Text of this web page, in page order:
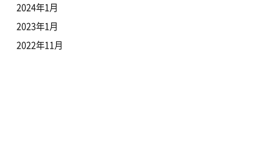
2024年1月
2023年1月
2022年11月